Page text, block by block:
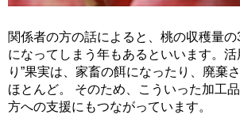
関係者の方の話によると、桃の収穫量の
になってしまう年もあるといいます。活
り”果実は、家畜の餌になったり、廃棄
ほとんど。 そのため、こういった加工
方への支援にもつながっています。